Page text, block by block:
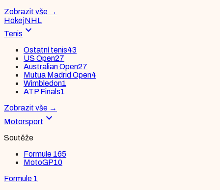
Zobrazit vše →
HokejNHL
Tenis expand_more
Ostatní tenis43
US Open27
Australian Open27
Mutua Madrid Open4
Wimbledon1
ATP Finals1
Zobrazit vše →
Motorsport expand_more
Soutěže
Formule 165
MotoGP10
Formule 1